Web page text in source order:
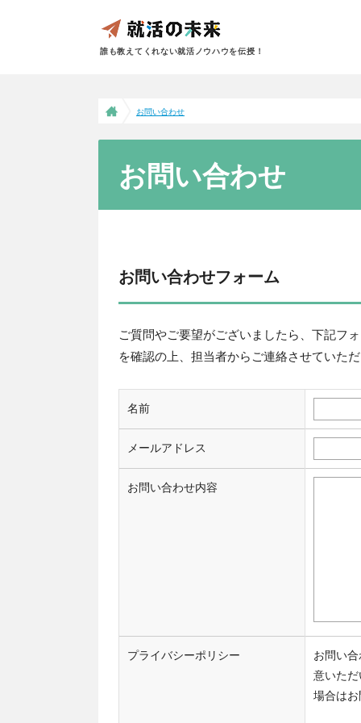
誰も教えてくれない就活ノウハウを伝授！
お問い合わせ
お問い合わせ
お問い合わせフォーム
ご質問やご要望がございましたら、下記フ
を確認の上、担当者からご連絡させていた
名前
メールアドレス
お問い合わせ内容
プライバシーポリシー
お問い
意いた
場合は